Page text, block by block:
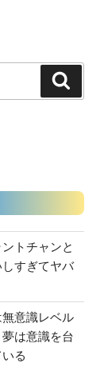
トチャンと
すぎてヤバ
意識レベル
は意識を台
る